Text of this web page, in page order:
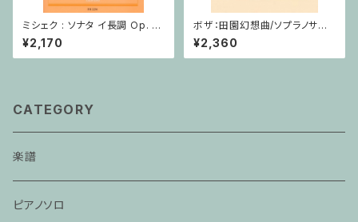
ミシェク : ソナタ イ長調 Op. 5
/ コントラバスとピアノ
¥2,170
ボザ：田園幻想曲/ソプラノサク
ソフォーン・ピアノ
¥2,360
CATEGORY
楽譜
ピアノソロ